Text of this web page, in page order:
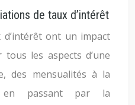
de taux d’intérêt
ont un impact
les aspects d’une
des mensualités à la
en passant par la